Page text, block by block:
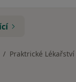
Praktrické Lékařství